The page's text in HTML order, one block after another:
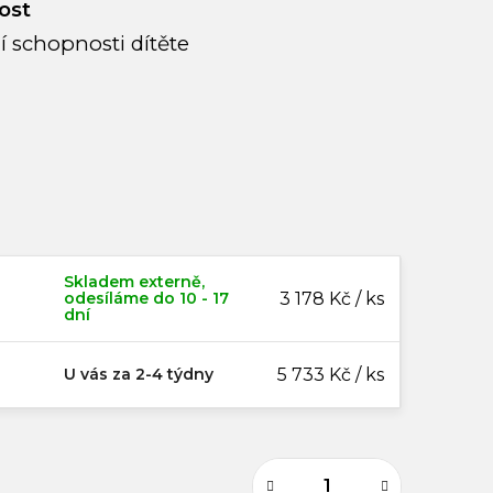
schopnosti dítěte
Skladem externě,
odesíláme do 10 - 17
dní
3 178 Kč / ks
U vás za 2-4 týdny 5 733 Kč / ks